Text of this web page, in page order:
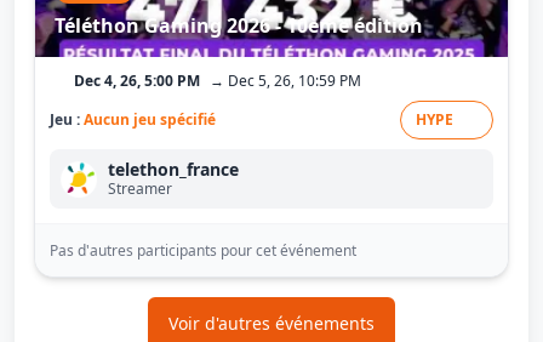
Téléthon Gaming 2026 - 10ème édition
Dec 4, 26, 5:00 PM → Dec 5, 26, 10:59 PM
Jeu :Aucun jeu spécifié HYPE
telethon_france
Streamer
Pas d'autres participants pour cet événement
Voir d'autres événements